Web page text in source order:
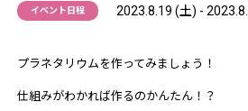
イベント日程 2023.8.19 (土) -
プラネタリウムを作ってみましょう！
仕組みがわかれば作るのかんたん！？